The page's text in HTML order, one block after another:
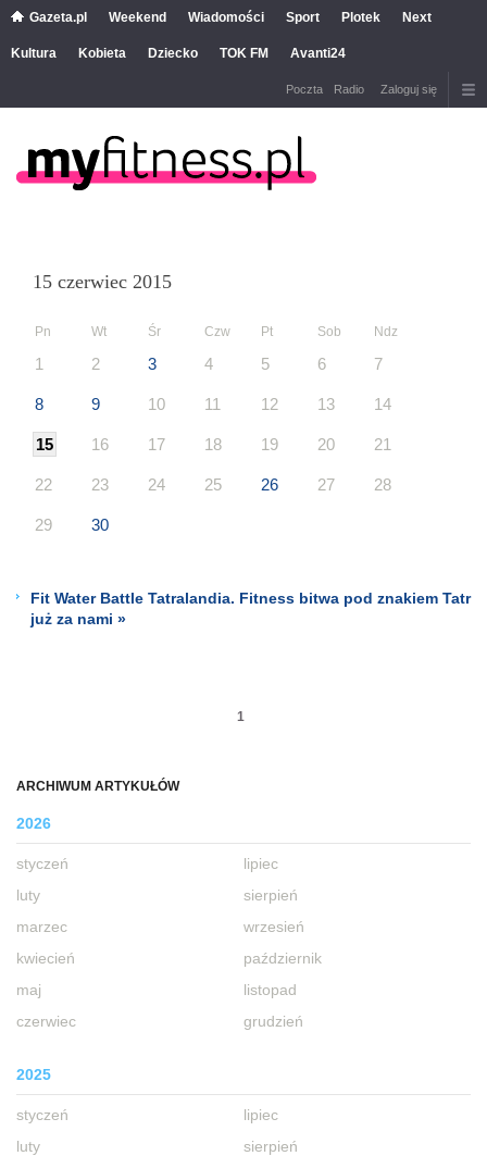
Gazeta.pl Weekend Wiadomości Sport Plotek Next
Kultura Kobieta Dziecko TOK FM Avanti24
Poczta Radio Zaloguj się
ARCHIWUM ARTYKUŁÓW
2026
styczeń
luty
marzec
kwiecień
maj
czerwiec
lipiec
sierpień
wrzesień
październik
listopad
grudzień
2025
styczeń
luty
lipiec
sierpień
15 czerwiec 2015
Pn Wt Śr Czw Pt Sob Ndz
1 2 3 4 5 6 7
8 9 10 11 12 13 14
15 16 17 18 19 20 21
22 23 24 25 26 27 28
29 30
Fit Water Battle Tatralandia. Fitness bitwa pod znakiem Tatr
już za nami »
1